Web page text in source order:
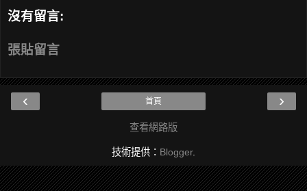
沒有留言:
張貼留言
‹ ›
首頁
查看網路版
技術提供： Blogger.